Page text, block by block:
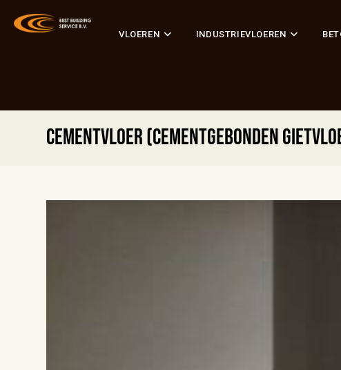
VLOEREN INDUSTRIEVLOEREN
Cementvloer (cementgebonden